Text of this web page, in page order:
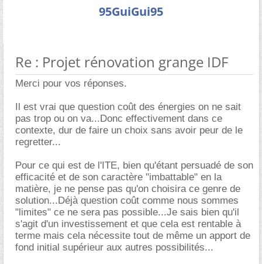
95GuiGui95
Re : Projet rénovation grange IDF
Merci pour vos réponses.
Il est vrai que question coût des énergies on ne sait
pas trop ou on va...Donc effectivement dans ce
contexte, dur de faire un choix sans avoir peur de le
regretter...
Pour ce qui est de l'ITE, bien qu'étant persuadé de son
efficacité et de son caractère "imbattable" en la
matière, je ne pense pas qu'on choisira ce genre de
solution...Déjà question coût comme nous sommes
"limites" ce ne sera pas possible...Je sais bien qu'il
s'agit d'un investissement et que cela est rentable à
terme mais cela nécessite tout de même un apport de
fond initial supérieur aux autres possibilités...